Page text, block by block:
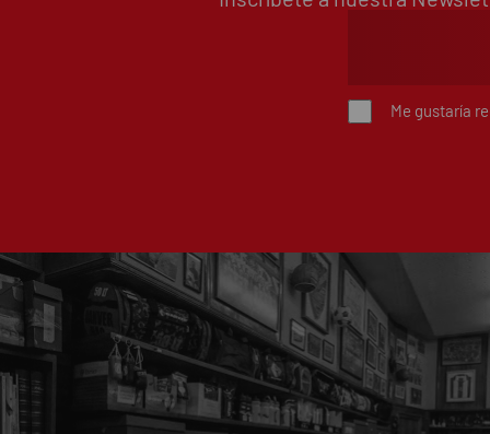
Me gustaría